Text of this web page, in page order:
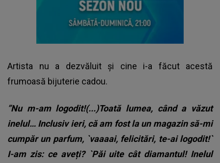
Artista nu a dezvăluit și cine i-a făcut acestă
frumoasă bijuterie cadou.
”Nu m-am logodit!(...)Toată lumea, când a văzut
inelul… Inclusiv ieri, că am fost la un magazin să-mi
cumpăr un parfum, `vaaaai, felicitări, te-ai logodit!`
I-am zis: ce aveți? `Păi uite cât diamantul! Inelul